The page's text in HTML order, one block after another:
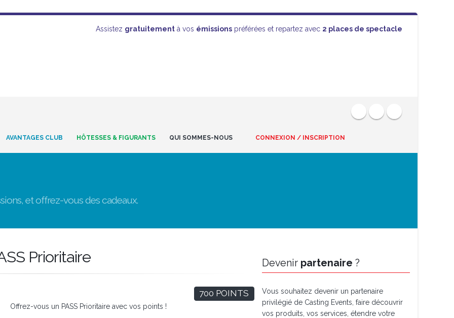
Assistez gratuitement à vos émissions préférées et repartez avec 2 places de spectacle
AVANTAGES CLUB HÔTESSES & FIGURANTS QUI SOMMES-NOUS CONNEXION / INSCRIPTION
et offrez-vous des cadeaux.
Prioritaire
700 POINTS
Offrez-vous un PASS Prioritaire avec vos points !
Devenir partenaire ?
Vous souhaitez devenir un partenaire
privilégié de Casting Events, faire découvrir
vos produits, vos services, étendre votre